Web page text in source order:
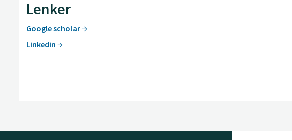
Lenker
Google scholar
Linkedin